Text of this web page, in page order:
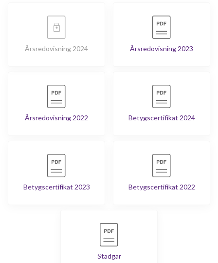
Årsredovisning 2024 Årsredovisning 2023
Årsredovisning 2022 Betygscertifikat 2024
Betygscertifikat 2023 Betygscertifikat 2022
Stadgar